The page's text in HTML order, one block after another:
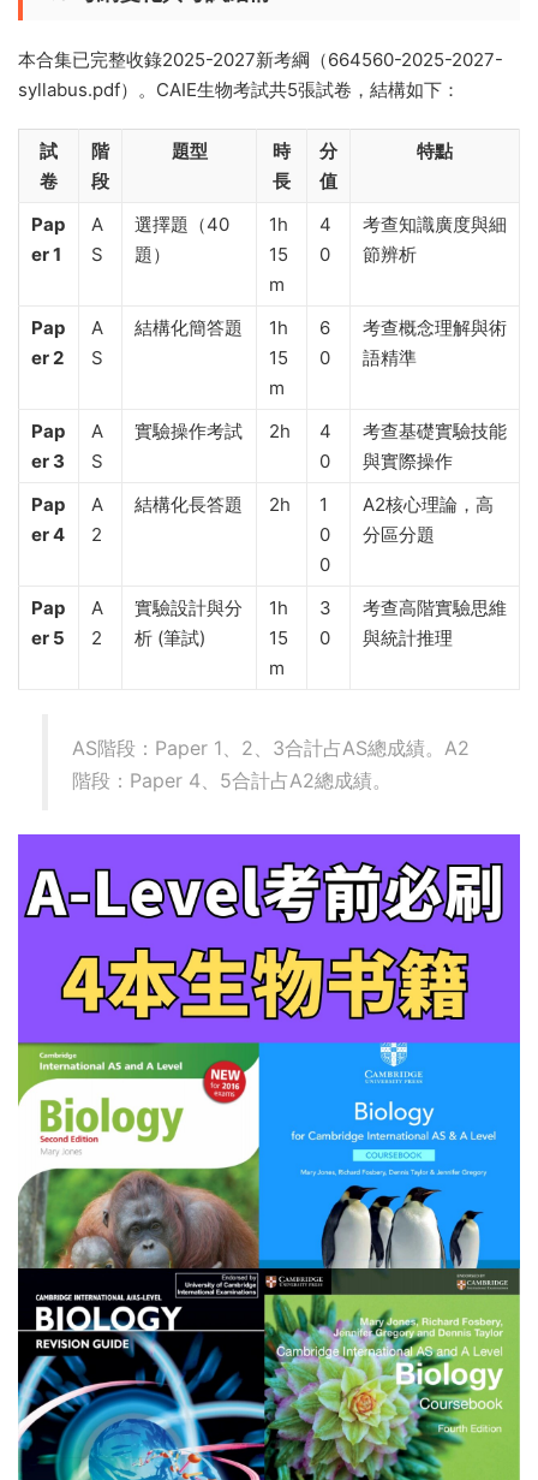
本合集已完整收錄2025-2027新考綱（664560-2025-2027-
syllabus.pdf）。CAIE生物考試共5張試卷，結構如下：
試
卷
階
段
題型
時
長
分
值
特點
Pap
er 1
A
S
選擇題（40
題）
1h
15
m
4
0
考查知識廣度與細
節辨析
Pap
er 2
A
S
結構化簡答題
1h
15
m
6
0
考查概念理解與術
語精準
Pap
er 3
A
S
實驗操作考試 2h
4
0
考查基礎實驗技能
與實際操作
Pap
er 4
A
2
結構化長答題 2h
1
0
0
A2核心理論，高
分區分題
Pap
er 5
A
2
實驗設計與分
析 (筆試)
1h
15
m
3
0
考查高階實驗思維
與統計推理
AS階段：Paper 1、2、3合計占AS總成績。A2
階段：Paper 4、5合計占A2總成績。